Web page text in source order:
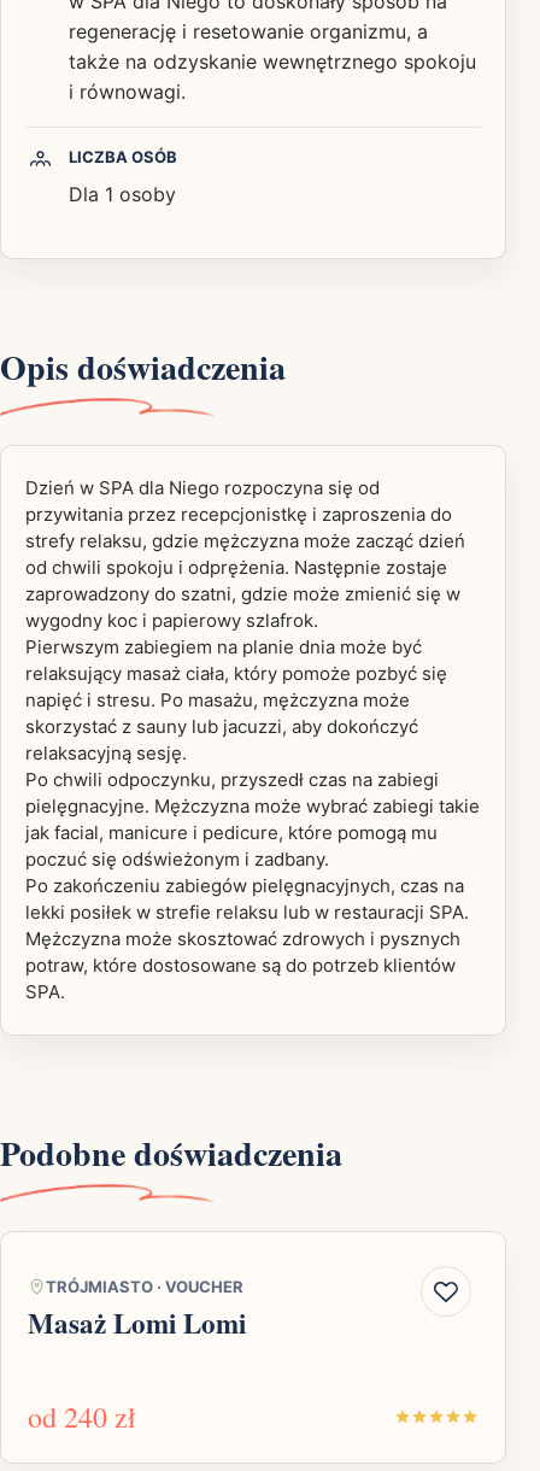
regenerację i resetowanie organizmu, a
także na odzyskanie wewnętrznego spokoju
i równowagi.
LICZBA OSÓB
Dla 1 osoby
Opis doświadczenia
Dzień w SPA dla Niego rozpoczyna się od
przywitania przez recepcjonistkę i zaproszenia do
strefy relaksu, gdzie mężczyzna może zacząć dzień
od chwili spokoju i odprężenia. Następnie zostaje
zaprowadzony do szatni, gdzie może zmienić się w
wygodny koc i papierowy szlafrok.
Pierwszym zabiegiem na planie dnia może być
relaksujący masaż ciała, który pomoże pozbyć się
napięć i stresu. Po masażu, mężczyzna może
skorzystać z sauny lub jacuzzi, aby dokończyć
relaksacyjną sesję.
Po chwili odpoczynku, przyszedł czas na zabiegi
pielęgnacyjne. Mężczyzna może wybrać zabiegi takie
jak facial, manicure i pedicure, które pomogą mu
poczuć się odświeżonym i zadbany.
Po zakończeniu zabiegów pielęgnacyjnych, czas na
lekki posiłek w strefie relaksu lub w restauracji SPA.
Mężczyzna może skosztować zdrowych i pysznych
potraw, które dostosowane są do potrzeb klientów
SPA.
Podobne doświadczenia
TRÓJMIASTO · VOUCHER
Masaż Lomi Lomi
od 240 zł